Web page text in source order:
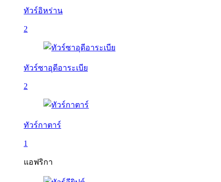
ทัวร์อิหร่าน
2
ทัวร์ซาอุดีอาระเบีย
2
ทัวร์กาตาร์
1
แอฟริกา